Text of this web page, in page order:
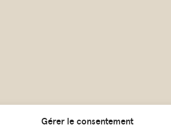
Gérer le consentement